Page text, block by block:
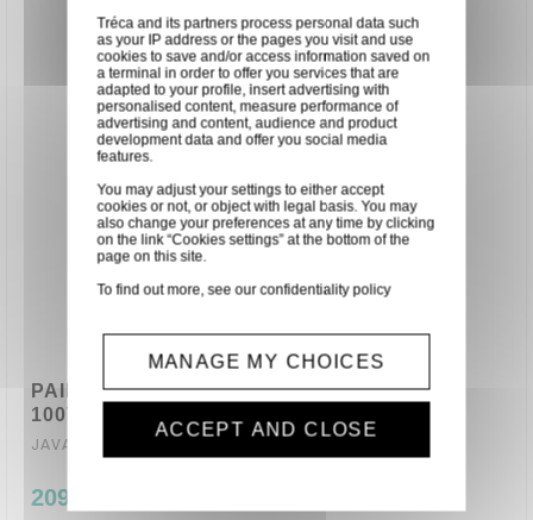
PAIRE D'ENCEINTES TROPICALISEE
100V/3W/30W AUDIOPHONY
JAVA530B
209,00 €
Tréca and its partners process personal data such
as your IP address or the pages you visit and use
cookies to save and/or access information saved on
a terminal in order to offer you services that are
adapted to your profile, insert advertising with
personalised content, measure performance of
advertising and content, audience and product
development data and offer you social media
features.
You may adjust your settings to either accept
cookies or not, or object with legal basis. You may
also change your preferences at any time by clicking
on the link “Cookies settings” at the bottom of the
page on this site.
To find out more, see ourconfidentiality policy
MANAGE MY CHOICES
ACCEPT AND CLOSE